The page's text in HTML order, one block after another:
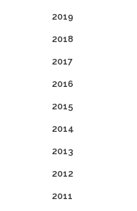
2019
2018
2017
2016
2015
2014
2013
2012
2011